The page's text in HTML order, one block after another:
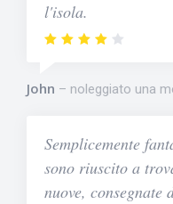
l'isola.
John noleggiato una
Semplicemente
sono riuscito a
nuove, consegnate